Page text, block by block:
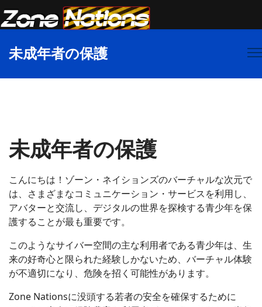
未成年者の保護
未成年者の保護
こんにちは！ゾーン・ネイションズのバーチャルな次元で
は、さまざまなコミュニケーション・サービスを利用し、
アバターと交流し、デジタルの世界を探検する青少年を保
護することが最も重要です。
このようなサイバー空間の主な利用者である青少年は、生
来の好奇心と限られた経験しかないため、バーチャル体験
が不適切になり、危険を招く可能性があります。
Zone Nationsに没頭する若者の安全を確保するために